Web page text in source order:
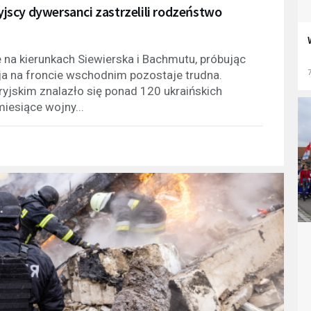
dywersanci zastrzelili rodzeństwo
kierunkach Siewierska i Bachmutu, próbując
na froncie wschodnim pozostaje trudna.
znalazło się ponad 120 ukraińskich
wojny...